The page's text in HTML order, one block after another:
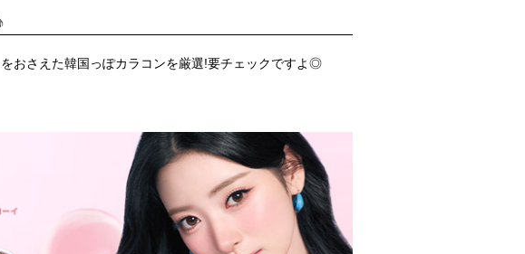
おさえた韓国っぽカラコンを厳選!要チェックですよ◎